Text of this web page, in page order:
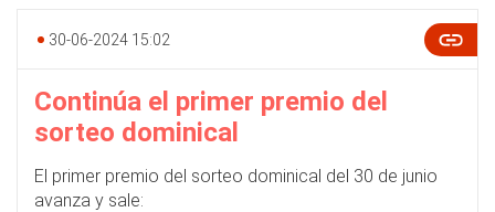
30-06-2024 15:02
Continúa el primer premio del
sorteo dominical
El primer premio del sorteo dominical del 30 de junio
avanza y sale: